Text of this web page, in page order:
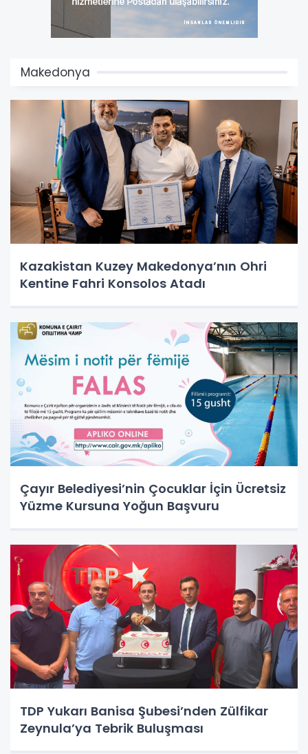
Makedonya
Kazakistan Kuzey Makedonya’nın Ohri
Kentine Fahri Konsolos Atadı
Çayır Belediyesi’nin Çocuklar İçin Ücretsiz
Yüzme Kursuna Yoğun Başvuru
TDP Yukarı Banisa Şubesi’nden Zülfikar
Zeynula’ya Tebrik Buluşması